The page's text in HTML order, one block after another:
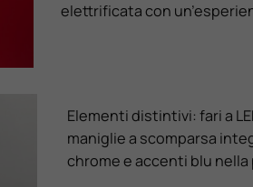
elettrificata con
Elementi distintivi: fari a
maniglie a scomparsa
chrome e accenti blu